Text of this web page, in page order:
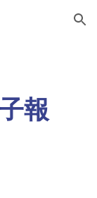
Skip to navigation
報